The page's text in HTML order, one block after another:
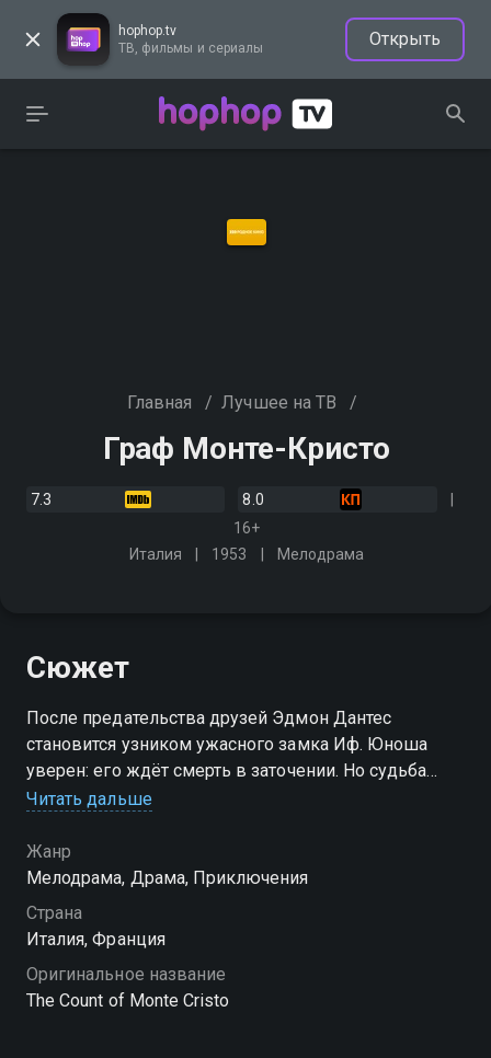
hophop.tv
ТВ, фильмы и сериалы
Открыть
Главная / Лучшее на ТВ /
Граф Монте-Кристо
7.3
8.0
16+
Италия
1953 Мелодрама
Сюжет
После предательства друзей Эдмон Дантес
становится узником ужасного замка Иф. Юноша
уверен: его ждёт смерть в заточении. Но судьба
даёт ему шанс выбраться из тюрьмы, а также найти
острове Монте-Кристо
Читать дальше
Жанр
Мелодрама, Драма, Приключения
Страна
Италия, Франция
Оригинальное название
The Count of Monte Cristo